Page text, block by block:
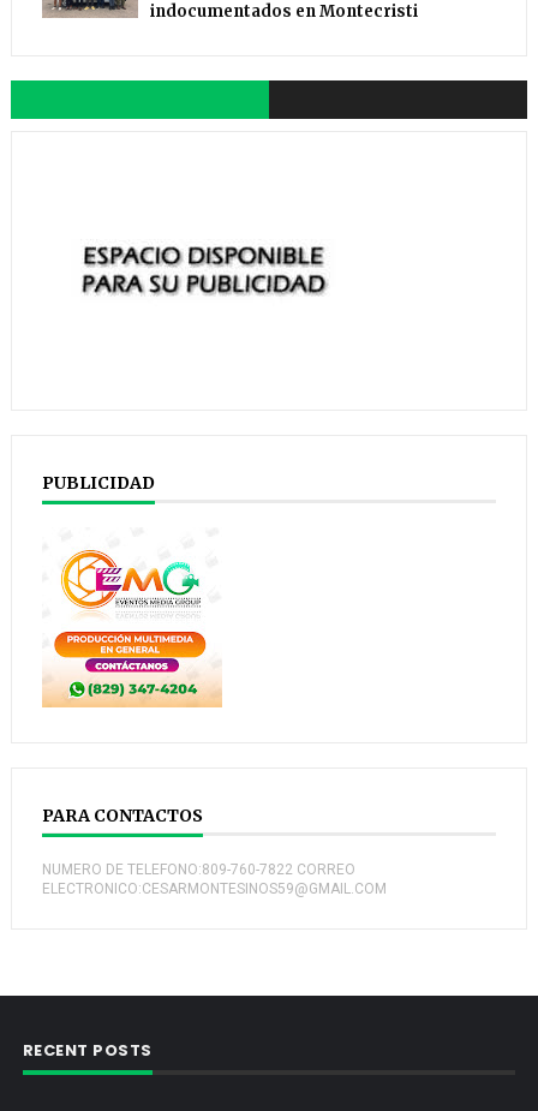
indocumentados en Montecristi
PUBLICIDAD
PARA CONTACTOS
NUMERO DE TELEFONO:809-760-7822 CORREO
ELECTRONICO:CESARMONTESINOS59@GMAIL.COM
RECENT POSTS